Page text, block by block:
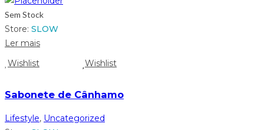
Sem Stock
Store: SLOW
Ler mais
Wishlist
Wishlist
Sabonete de Cânhamo
Lifestyle, Uncategorized